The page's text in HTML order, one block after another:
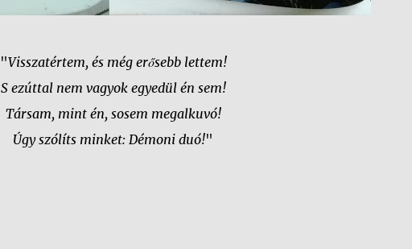
"Visszatértem, és még erősebb lettem!
S ezúttal nem vagyok egyedül én sem!
Társam, mint én, sosem megalkuvó!
Úgy szólíts minket: Démoni duó!"